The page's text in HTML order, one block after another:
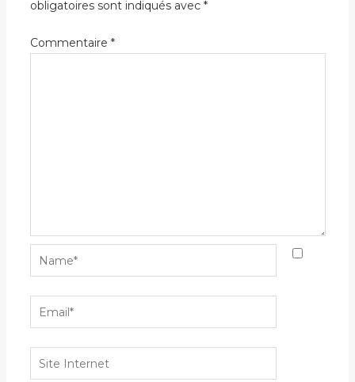
obligatoires sont indiqués avec *
Commentaire *
Name*
Email*
Site
Internet